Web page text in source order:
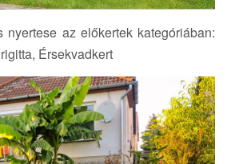
nyertese az előkertek kategóriában:
Érsekvadkert